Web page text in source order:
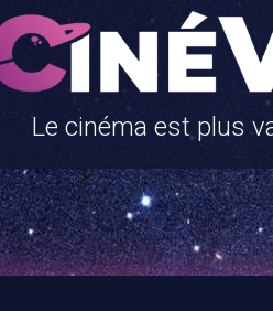
Le cinéma est plus